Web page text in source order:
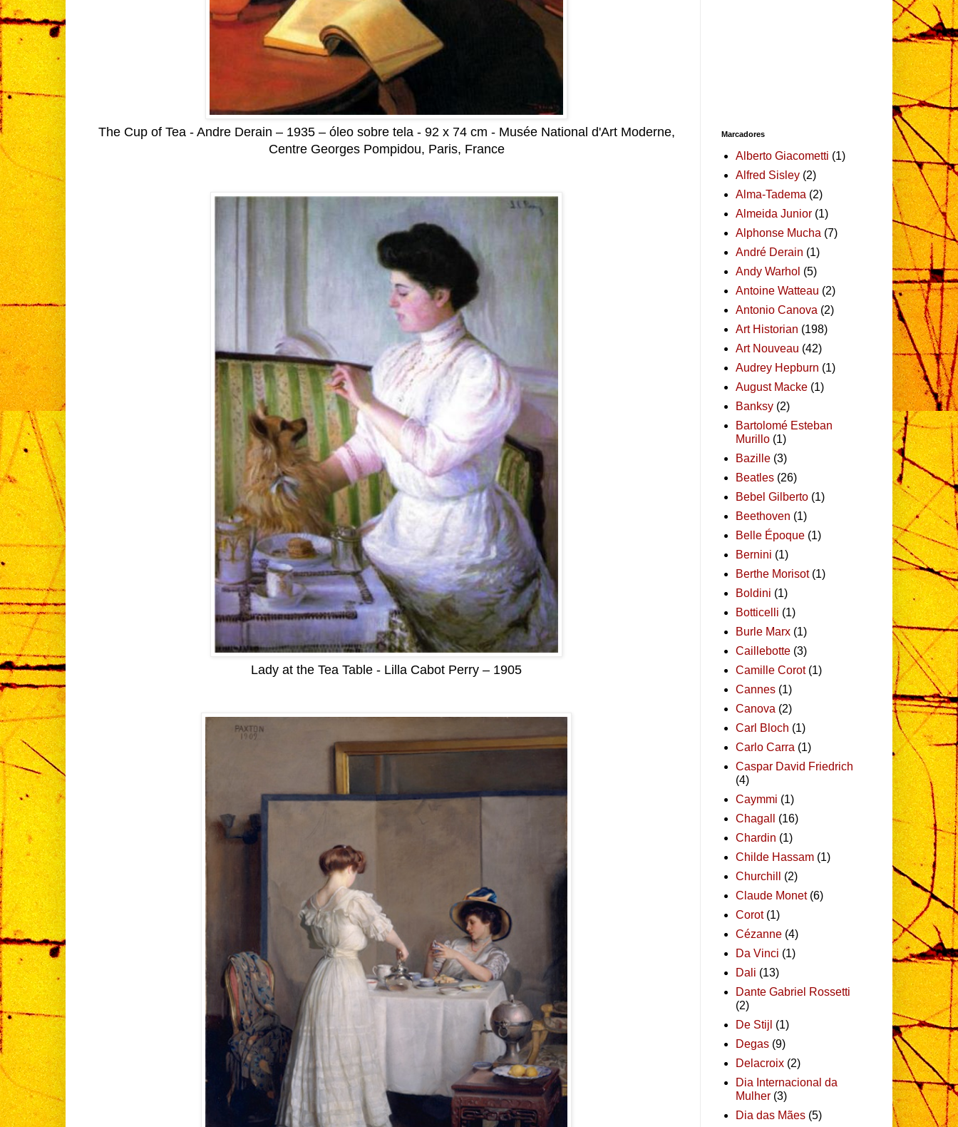
The Cup of Tea - Andre Derain – 1935 – óleo sobre tela - 92 x 74 cm - Musée National d'Art Moderne,
Centre Georges Pompidou, Paris, France
Lady at the Tea Table - Lilla Cabot Perry – 1905
Marcadores
Alberto Giacometti (1)
Alfred Sisley (2)
Alma-Tadema (2)
Almeida Junior (1)
Alphonse Mucha (7)
André Derain (1)
Andy Warhol (5)
Antoine Watteau (2)
Antonio Canova (2)
Art Historian (198)
Art Nouveau (42)
Audrey Hepburn (1)
August Macke (1)
Banksy (2)
Bartolomé Esteban
Murillo (1)
Bazille (3)
Beatles (26)
Bebel Gilberto (1)
Beethoven (1)
Belle Époque (1)
Bernini (1)
Berthe Morisot (1)
Boldini (1)
Botticelli (1)
Burle Marx (1)
Caillebotte (3)
Camille Corot (1)
Cannes (1)
Canova (2)
Carl Bloch (1)
Carlo Carra (1)
Caspar David Friedrich
(4)
Caymmi (1)
Chagall
(16)
Chardin (1)
Childe Hassam (1)
Churchill
(2)
Claude Monet (6)
Corot (1)
Cézanne (4)
Da Vinci (1)
Dali (13)
Dante Gabriel Rossetti
(2)
De Stijl (1)
Degas (9)
Delacroix (2)
Dia Internacional da
Mulher (3)
Dia das Mães (5)